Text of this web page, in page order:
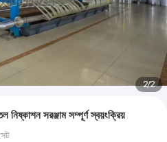
2/2
সরঞ্জাম সম্পূর্ণ স্বয়ংক্রিয়